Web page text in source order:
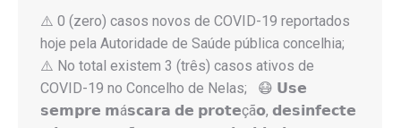
⚠️ 0 (zero) casos novos de COVID-19 reportados
hoje pela Autoridade de Saúde pública concelhia;
⚠️ No total existem 3 (três) casos ativos de
COVID-19 no Concelho de Nelas; 😷 𝗨𝘀𝗲
𝘀𝗲𝗺𝗽𝗿𝗲 𝗺á𝘀𝗰𝗮𝗿𝗮 𝗱𝗲 𝗽𝗿𝗼𝘁𝗲çã𝗼, 𝗱𝗲𝘀𝗶𝗻𝗳𝗲𝗰𝘁𝗲